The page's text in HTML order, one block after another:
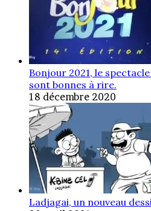
Bonjour 2021, le
sont bonnes à rire.
18 décembre 2020
Ladjagai, un nouveau